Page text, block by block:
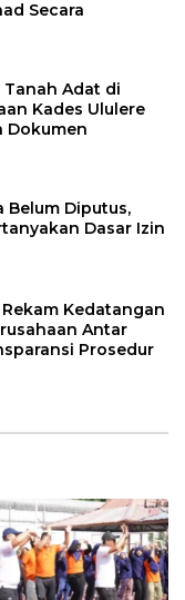
Secara
Adat di
Kades Ululere
Dokumen
Belum Diputus,
Dasar Izin
Kedatangan
Antar
Prosedur